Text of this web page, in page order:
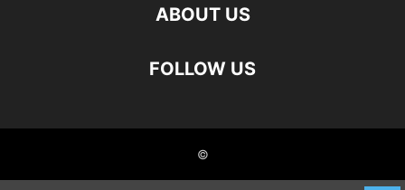
ABOUT US
FOLLOW US
©